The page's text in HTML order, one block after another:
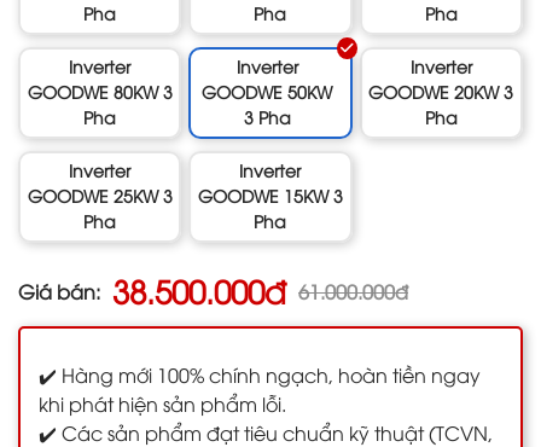
Pha
Pha
Pha
Inverter
GOODWE 80KW 3
Pha
Inverter
GOODWE 50KW
3 Pha
Inverter
GOODWE 20KW 3
Pha
Inverter
GOODWE 25KW 3
Pha
Inverter
GOODWE 15KW 3
Pha
Giá bán: 38.500.000đ 61.000.000đ
✔️ Hàng mới 100% chính ngạch, hoàn tiền ngay
khi phát hiện sản phẩm lỗi.
✔️ Các sản phẩm đạt tiêu chuẩn kỹ thuật (TCVN,